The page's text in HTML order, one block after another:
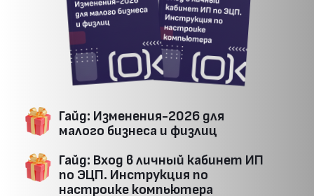
Гайд: Изменения-2026 для
малого бизнеса и физлиц
Гайд: Вход в личный кабинет ИП
по ЭЦП. Инструкция по
настрои‌ке компьютера